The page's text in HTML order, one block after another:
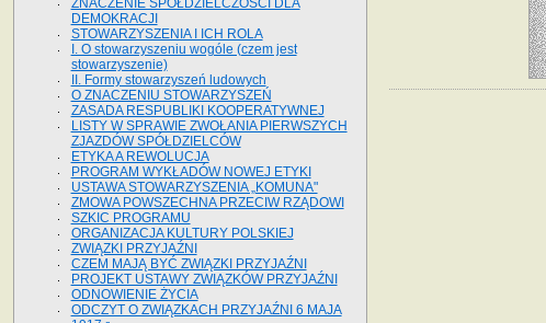
ZNACZENIE SPÓŁDZIELCZOŚCI DLA
DEMOKRACJI
STOWARZYSZENIA I ICH ROLA
I. O stowarzyszeniu wogóle (czem jest
stowarzyszenie)
II. Formy stowarzyszeń ludowych
O ZNACZENIU STOWARZYSZEŃ
ZASADA RESPUBLIKI KOOPERATYWNEJ
LISTY W SPRAWIE ZWOŁANIA PIERWSZYCH
ZJAZDÓW SPÓŁDZIELCÓW
ETYKA A REWOLUCJA
PROGRAM WYKŁADÓW NOWEJ ETYKI
USTAWA STOWARZYSZENIA „KOMUNA"
ZMOWA POWSZECHNA PRZECIW RZĄDOWI
SZKIC PROGRAMU
ORGANIZACJA KULTURY POLSKIEJ
ZWIĄZKI PRZYJAŹNI
CZEM MAJĄ BYĆ ZWIĄZKI PRZYJAŹNI
PROJEKT USTAWY ZWIĄZKÓW PRZYJAŹNI
ODNOWIENIE ŻYCIA
ODCZYT O ZWIĄZKACH PRZYJAŹNI 6 MAJA